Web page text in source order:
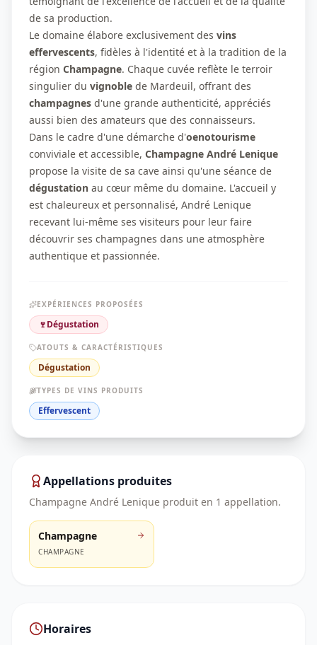
de sa production.
Le domaine élabore exclusivement des vins
effervescents, fidèles à l'identité et à la tradition de la
région Champagne. Chaque cuvée reflète le terroir
singulier du vignoble de Mardeuil, offrant des
champagnes d'une grande authenticité, appréciés
aussi bien des amateurs que des connaisseurs.
Dans le cadre d'une démarche d'oenotourisme
conviviale et accessible, Champagne André Lenique
propose la visite de sa cave ainsi qu'une séance de
dégustation au cœur même du domaine. L'accueil y
est chaleureux et personnalisé, André Lenique
recevant lui-même ses visiteurs pour leur faire
découvrir ses champagnes dans une atmosphère
authentique et passionnée.
EXPÉRIENCES PROPOSÉES
🍷Dégustation
ATOUTS & CARACTÉRISTIQUES
Dégustation
TYPES DE VINS PRODUITS
Effervescent
Appellations produites
Champagne André Lenique produit en 1 appellation.
Champagne
CHAMPAGNE
Horaires